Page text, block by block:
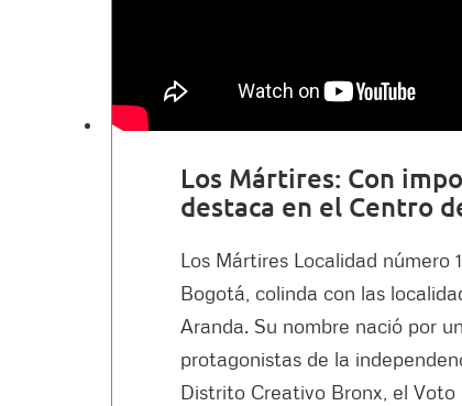
Los Mártires: Con
destaca en el Centro
Los Mártires Localidad número
Bogotá, colinda con las
Aranda. Su nombre nació por
protagonistas de la
Distrito Creativo Bronx, el Voto